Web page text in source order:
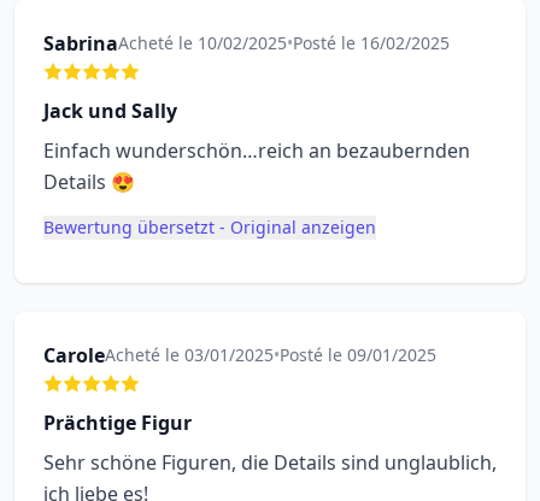
SabrinaAcheté le 10/02/2025•Posté le 16/02/2025
Jack und Sally
Einfach wunderschön…reich an bezaubernden
Details 😍
Bewertung übersetzt - Original anzeigen
CaroleAcheté le 03/01/2025•Posté le 09/01/2025
Prächtige Figur
Sehr schöne Figuren, die Details sind unglaublich,
ich liebe es!